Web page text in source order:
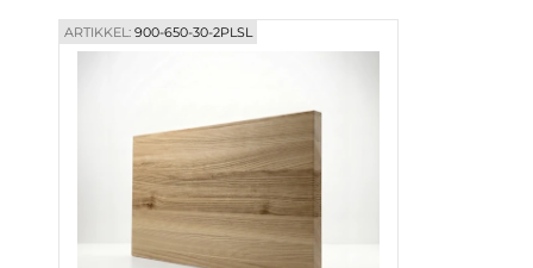
ARTIKKEL:900-650-30-2PLSL